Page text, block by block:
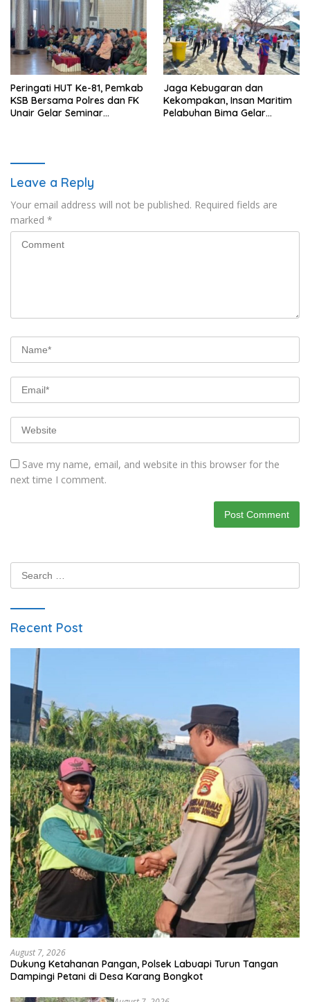
Peringati HUT Ke-81, Pemkab
KSB Bersama Polres dan FK
Unair Gelar Seminar
Jaga Kebugaran dan
Kekompakan, Insan Maritim
Pelabuhan Bima Gelar
Leave a Reply
Your email address will not be published. Required fields are
marked *
Save my name, email, and website in this browser for the
next time I comment.
Recent Post
August 7, 2026
Dukung Ketahanan Pangan, Polsek Labuapi Turun Tangan
Dampingi Petani di Desa Karang Bongkot